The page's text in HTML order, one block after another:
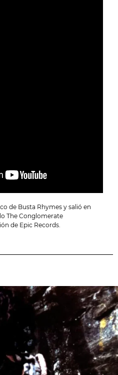
de Busta Rhymes y salió en
The Conglomerate
de Epic Records.